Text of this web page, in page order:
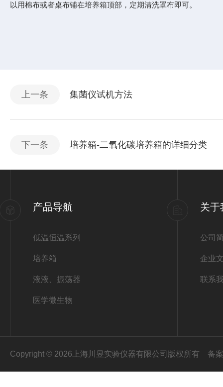
以用棉布或者桌布铺在培养箱顶部，定期清洗罩布即可。
上一条 集菌仪试机方法
下一条 培养箱-二氧化碳培养箱的详细分类
产品导航
低温恒温系列
培养箱
液液、振荡器
医学微生物
关于
公司
企业
联系
Copyright © 2026上海川昱实验仪器有限公司版权所有 备